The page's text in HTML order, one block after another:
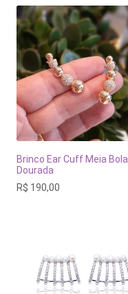
Brinco Ear Cuff Meia Bola
Dourada
R$ 190,00